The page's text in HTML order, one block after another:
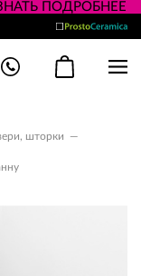
ПОДРОБНЕЕ
шторки
—